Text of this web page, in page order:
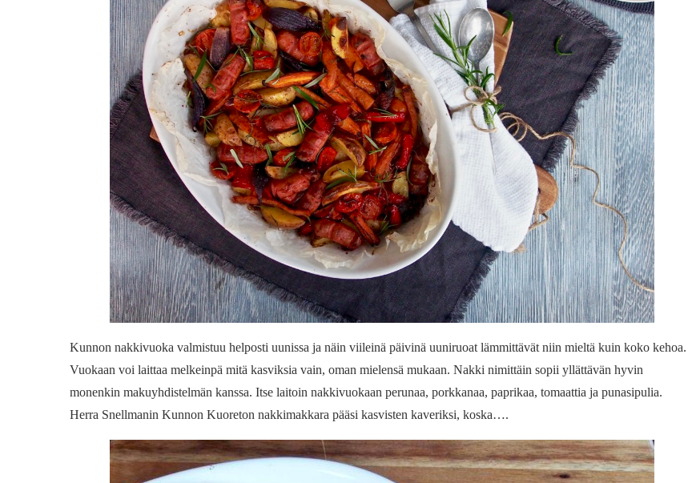
Kunnon nakkivuoka valmistuu helposti uunissa ja näin viileinä päivinä uuniruoat lämmittävät niin mieltä kuin koko kehoa.
Vuokaan voi laittaa melkeinpä mitä kasviksia vain, oman mielensä mukaan. Nakki nimittäin sopii yllättävän hyvin
monenkin makuyhdistelmän kanssa. Itse laitoin nakkivuokaan perunaa, porkkanaa, paprikaa, tomaattia ja punasipulia.
Herra Snellmanin Kunnon Kuoreton nakkimakkara pääsi kasvisten kaveriksi, koska….